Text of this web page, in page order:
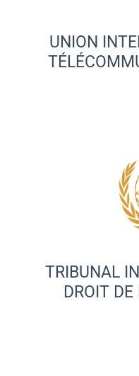
UNION
TRIBUNAL
DROIT